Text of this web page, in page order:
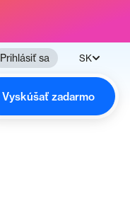
Prihlásiť sa SK
Vyskúšať zadarmo